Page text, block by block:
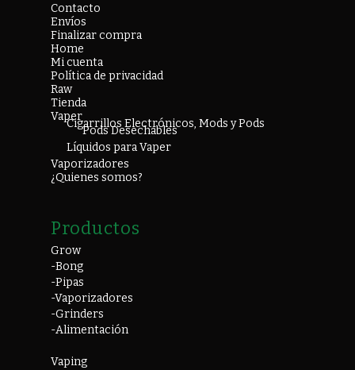
Contacto
Envíos
Finalizar compra
Home
Mi cuenta
Política de privacidad
Raw
Tienda
Vaper
Cigarrillos Electrónicos, Mods y Pods
Pods Desechables
Líquidos para Vaper
Vaporizadores
¿Quienes somos?
Productos
Grow
-Bong
-Pipas
-Vaporizadores
-Grinders
-Alimentación
Vaping